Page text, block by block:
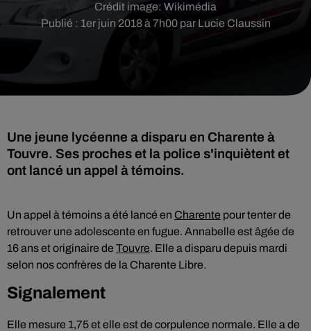
Publié : 1er juin 2018 à 7h00 par Lucie Claussin
Crédit image: Wikimédia
Une jeune lycéenne a disparu en Charente à
Touvre. Ses proches et la police s'inquiètent et
ont lancé un appel à témoins.
Un appel à témoins a été lancé en Charente pour tenter de
retrouver une adolescente en fugue. Annabelle est âgée de
16 ans et originaire de Touvre. Elle a disparu depuis mardi
selon nos confrères de la Charente Libre.
Signalement
Elle mesure 1,75 et elle est de corpulence normale. Elle a de